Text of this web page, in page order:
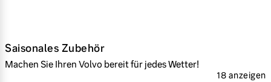
Saisonales Zubehör
Machen Sie Ihren Volvo bereit für jedes Wetter!
18 anzeigen